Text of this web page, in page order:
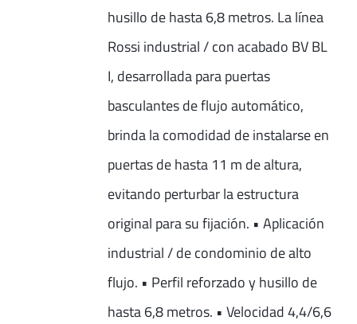
husillo de hasta 6,8 metros. La línea
Rossi industrial / con acabado BV BL
I, desarrollada para puertas
basculantes de flujo automático,
brinda la comodidad de instalarse en
puertas de hasta 11 m de altura,
evitando perturbar la estructura
original para su fijación. • Aplicación
industrial / de condominio de alto
flujo. • Perfil reforzado y husillo de
hasta 6,8 metros. • Velocidad 4,4/6,6